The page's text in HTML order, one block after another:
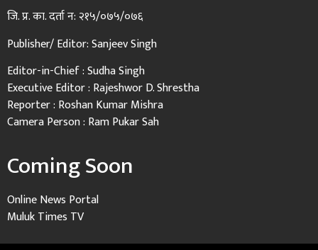
जि. प्र. का. दर्ता न: २१५/०७५/०७६
Publisher/ Editor: Sanjeev Singh
Editor-in-Chief : Sudha Singh
Executive Editor : Rajeshwor D. Shrestha
Reporter : Roshan Kumar Mishra
Camera Person : Ram Pukar Sah
Coming Soon
Online News Portal
Muluk Times TV